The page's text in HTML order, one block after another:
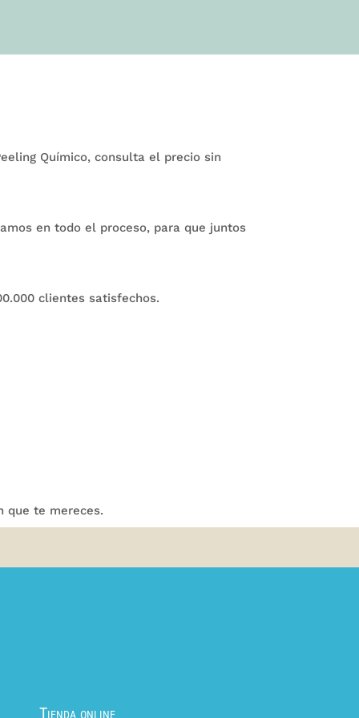
Químico, consulta el precio sin
en todo el proceso, para que juntos
clientes satisfechos.
que te mereces.
Tienda online